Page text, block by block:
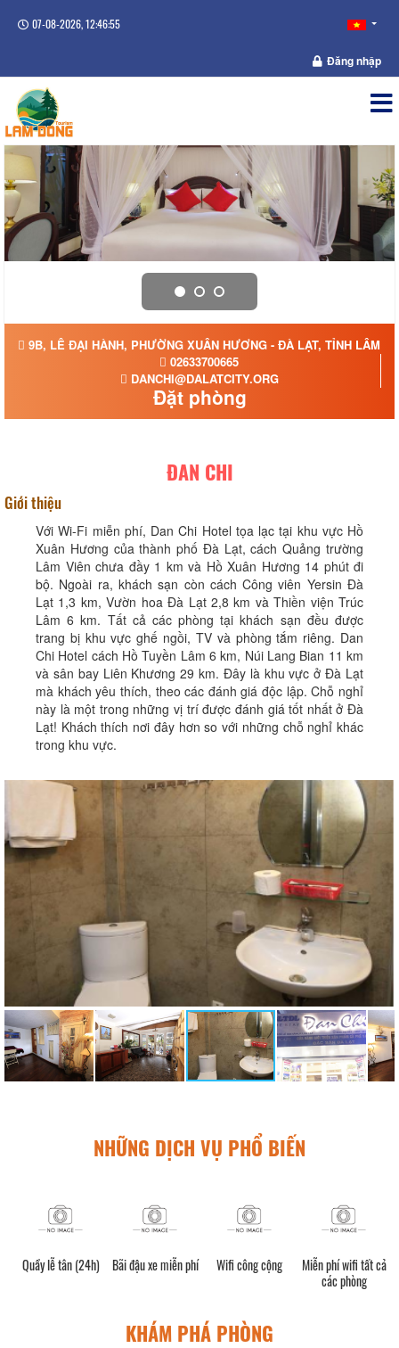
07-08-2026, 12:46:56
Đăng nhập
9B, LÊ ĐẠI HÀNH, PHƯỜNG XUÂN HƯƠNG - ĐÀ LẠT, TỈNH LÂM
02633700665
DANCHI@DALATCITY.ORG
Đặt phòng
ĐAN CHI
Giới thiệu
Với Wi-Fi miễn phí, Dan Chi Hotel tọa lạc tại khu vực Hồ
Xuân Hương của thành phố Đà Lạt, cách Quảng trường
Lâm Viên chưa đầy 1 km và Hồ Xuân Hương 14 phút đi
bộ. Ngoài ra, khách sạn còn cách Công viên Yersin Đà
Lạt 1,3 km, Vườn hoa Đà Lạt 2,8 km và Thiền viện Trúc
Lâm 6 km. Tất cả các phòng tại khách sạn đều được
trang bị khu vực ghế ngồi, TV và phòng tắm riêng. Dan
Chi Hotel cách Hồ Tuyền Lâm 6 km, Núi Lang Bian 11 km
và sân bay Liên Khương 29 km. Đây là khu vực ở Đà Lạt
mà khách yêu thích, theo các đánh giá độc lập. Chỗ nghỉ
này là một trong những vị trí được đánh giá tốt nhất ở Đà
Lạt! Khách thích nơi đây hơn so với những chỗ nghỉ khác
trong khu vực.
NHỮNG DỊCH VỤ PHỔ BIẾN
Quầy lễ tân (24h) Bãi đậu xe miễn phí Wifi công cộng
Miễn phí wifi tất cả
các phòng
KHÁM PHÁ PHÒNG